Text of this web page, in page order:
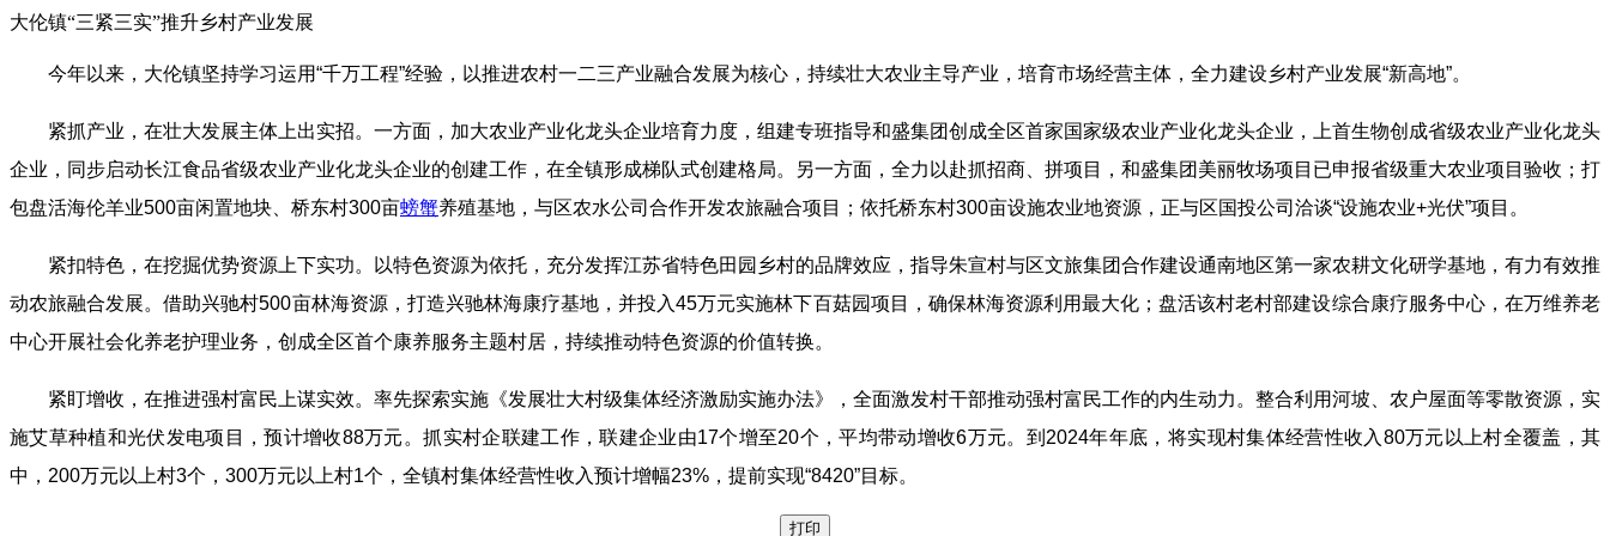
大伦镇“三紧三实”推升乡村产业发展
今年以来，大伦镇坚持学习运用“千万工程”经验，以推进农村一二三产业融合发展为核心，持续壮大农业主导产业，培育市场经营主体，全力建设乡村产业发展“新高地”。
紧抓产业，在壮大发展主体上出实招。一方面，加大农业产业化龙头企业培育力度，组建专班指导和盛集团创成全区首家国家级农业产业化龙头企业，上首生物创成省级农业产业化龙头
企业，同步启动长江食品省级农业产业化龙头企业的创建工作，在全镇形成梯队式创建格局。另一方面，全力以赴抓招商、拼项目，和盛集团美丽牧场项目已申报省级重大农业项目验收；打
包盘活海伦羊业500亩闲置地块、桥东村300亩螃蟹养殖基地，与区农水公司合作开发农旅融合项目；依托桥东村300亩设施农业地资源，正与区国投公司洽谈“设施农业+光伏”项目。
紧扣特色，在挖掘优势资源上下实功。以特色资源为依托，充分发挥江苏省特色田园乡村的品牌效应，指导朱宣村与区文旅集团合作建设通南地区第一家农耕文化研学基地，有力有效推
动农旅融合发展。借助兴驰村500亩林海资源，打造兴驰林海康疗基地，并投入45万元实施林下百菇园项目，确保林海资源利用最大化；盘活该村老村部建设综合康疗服务中心，在万维养老
中心开展社会化养老护理业务，创成全区首个康养服务主题村居，持续推动特色资源的价值转换。
紧盯增收，在推进强村富民上谋实效。率先探索实施《发展壮大村级集体经济激励实施办法》，全面激发村干部推动强村富民工作的内生动力。整合利用河坡、农户屋面等零散资源，实
施艾草种植和光伏发电项目，预计增收88万元。抓实村企联建工作，联建企业由17个增至20个，平均带动增收6万元。到2024年年底，将实现村集体经营性收入80万元以上村全覆盖，其
中，200万元以上村3个，300万元以上村1个，全镇村集体经营性收入预计增幅23%，提前实现“8420”目标。
打印